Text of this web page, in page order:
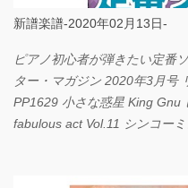
新譜楽譜-2020年02月13日-
ピアノ初心者が弾きたい定
ター・マガジン 2020年3月
PP1629 小さな惑星 King
fabulous act Vol.11 シンコー